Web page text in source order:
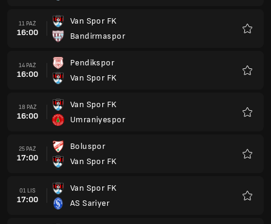
11 PAŹ
16:00
Van Spor FK
Bandirmaspor
14 PAŹ
16:00
Pendikspor
Van Spor FK
18 PAŹ
16:00
Van Spor FK
Umraniyespor
25 PAŹ
17:00
Boluspor
Van Spor FK
01 LIS
17:00
Van Spor FK
AS Sariyer